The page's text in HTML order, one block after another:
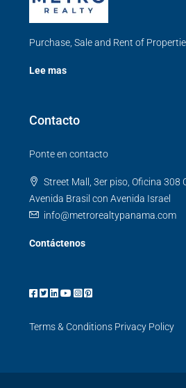
Purchase, Sale and Rent of
Lee mas
Contacto
Ponte en contacto
Street Mall, 3er piso, Oficina 308
Avenida Brasil con Avenida Israel
info@metrorealtypanama.com
Contáctenos
Terms & Conditions Privacy Policy